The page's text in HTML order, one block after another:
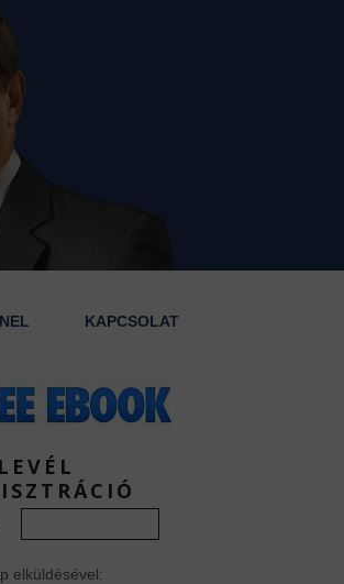
KAPCSOLAT
elküldésével: